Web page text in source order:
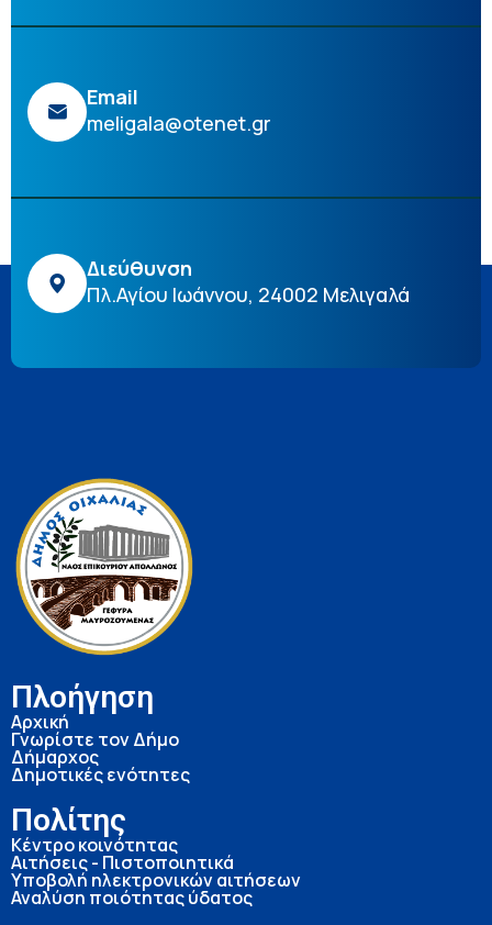
Email
meligala@otenet.gr
Διεύθυνση
Πλ.Αγίου Ιωάννου, 24002 Μελιγαλά
Πλοήγηση
Αρχική
Γνωρίστε τον Δήμο
Δήμαρχος
Δημοτικές ενότητες
Πολίτης
Κέντρο κοινότητας
Αιτήσεις - Πιστοποιητικά
Υποβολή ηλεκτρονικών αιτήσεων
Αναλύση ποιότητας ύδατος